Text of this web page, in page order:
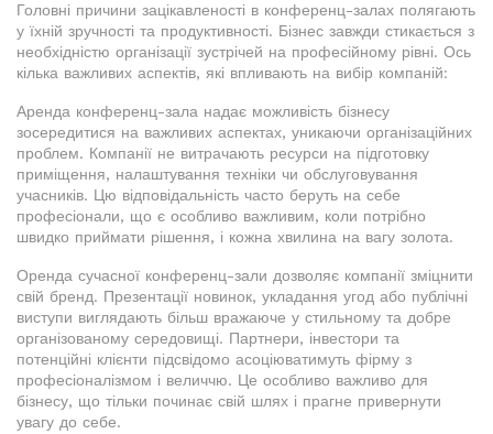
Головні причини зацікавленості в конференц-залах полягають
у їхній зручності та продуктивності. Бізнес завжди стикається з
необхідністю організації зустрічей на професійному рівні. Ось
кілька важливих аспектів, які впливають на вибір компаній:
Аренда конференц-зала надає можливість бізнесу
зосередитися на важливих аспектах, уникаючи організаційних
проблем. Компанії не витрачають ресурси на підготовку
приміщення, налаштування техніки чи обслуговування
учасників. Цю відповідальність часто беруть на себе
професіонали, що є особливо важливим, коли потрібно
швидко приймати рішення, і кожна хвилина на вагу золота.
Оренда сучасної конференц-зали дозволяє компанії зміцнити
свій бренд. Презентації новинок, укладання угод або публічні
виступи виглядають більш вражаюче у стильному та добре
організованому середовищі. Партнери, інвестори та
потенційні клієнти підсвідомо асоціюватимуть фірму з
професіоналізмом і величчю. Це особливо важливо для
бізнесу, що тільки починає свій шлях і прагне привернути
увагу до себе.